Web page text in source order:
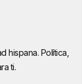
hispana. Política,
ti.